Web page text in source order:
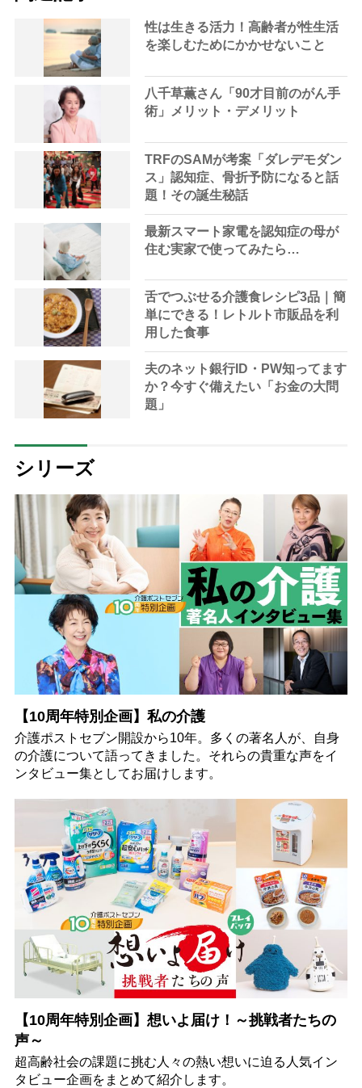
性は生きる活力！高齢者が性生活
を楽しむためにかかせないこと
八千草薫さん「90才目前のがん手
術」メリット・デメリット
TRFのSAMが考案「ダレデモダン
ス」認知症、骨折予防になると話
題！その誕生秘話
最新スマート家電を認知症の母が
住む実家で使ってみたら…
舌でつぶせる介護食レシピ3品｜簡
単にできる！レトルト市販品を利
用した食事
夫のネット銀行ID・PW知ってます
か？今すぐ備えたい「お金の大問
題」
シリーズ
【10周年特別企画】私の介護
介護ポストセブン開設から10年。多くの著名人が、自身
の介護について語ってきました。それらの貴重な声をイ
ンタビュー集としてお届けします。
【10周年特別企画】想いよ届け！～挑戦者たちの
声～
超高齢社会の課題に挑む人々の熱い想いに迫る人気イン
タビュー企画をまとめて紹介します。